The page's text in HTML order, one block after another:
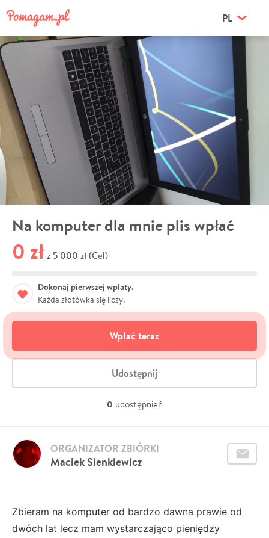
PL
Na komputer dla mnie plis wpłać
0 zł z 5 000 zł (Cel)
Dokonaj pierwszej wpłaty.
Każda złotówka się liczy.
Wpłać teraz
Udostępnij
0 udostępnień
Maciek Sienkiewicz
ORGANIZATOR ZBIÓRKI
Zbieram na komputer od bardzo dawna prawie od
dwóch lat lecz mam wystarczająco pieniędzy